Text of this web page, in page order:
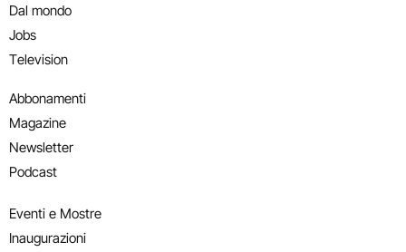
Dal mondo
Jobs
Television
Abbonamenti
Magazine
Newsletter
Podcast
Eventi e Mostre
Inaugurazioni